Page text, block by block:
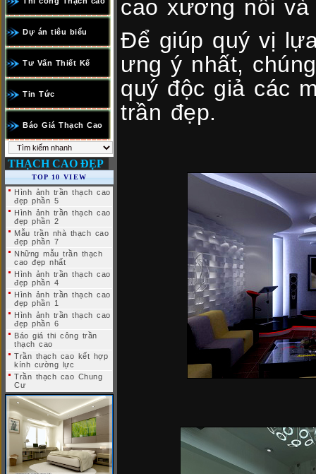
Dự án tiêu biểu
Tư Vấn Thiết Kế
Tin Tức
Báo Giá Thạch Cao
THẠCH CAO ĐẸP
TOP 10 VIEW
Hình ảnh trần thạch cao
đẹp phần 5
Hình ảnh trần thạch cao
đẹp phần 2
Mẫu trần nhà thạch cao
đẹp phần 7
Những mẫu trần thạch
cao đẹp nhất
Hình ảnh trần thạch cao
đẹp phần 4
Hình ảnh trần thạch cao
đẹp phần 1
Hình ảnh trần thạch cao
đẹp phần 6
Báo giá thi công trần
thạch cao
Trần thạch cao kết hợp
kính cường lực
Trần thạch cao Chung
Cư
cao xương nổi
Để giúp quý vị
ưng ý nhất,
quý độc giả các
trần đẹp.